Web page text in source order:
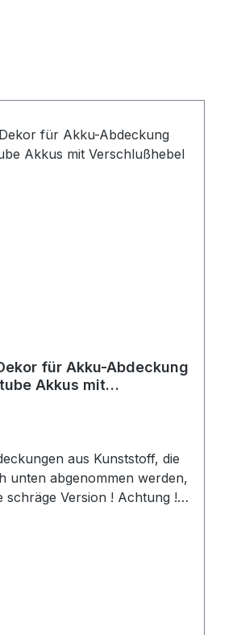
überspringen
für Akku-Abdeckung
Akkus mit
aus Kunststoff, die
unten abgenommen werden,
schräge Version ! Achtung !